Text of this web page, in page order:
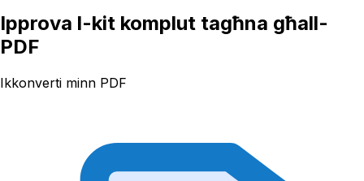
Ipprova l-kit komplut tagħna għall-
PDF
Ikkonverti minn PDF